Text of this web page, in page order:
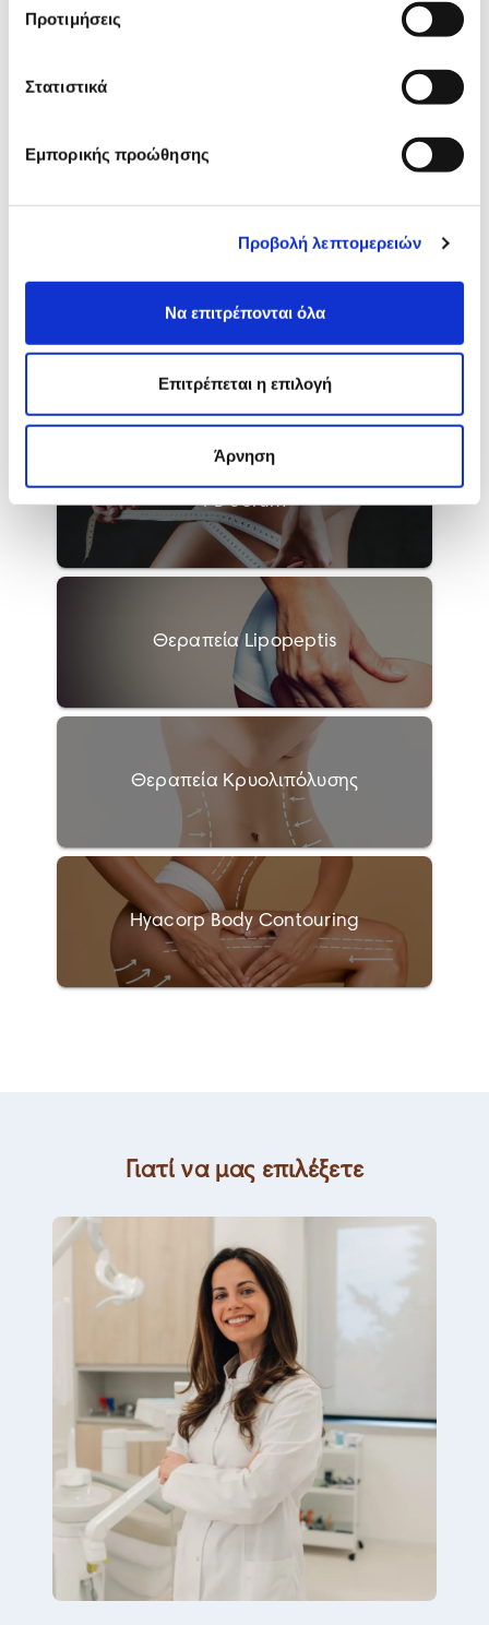
Προτιμήσεις
Στατιστικά
Εμπορικής προώθησης
Προβολή λεπτομερειών
Να επιτρέπονται όλα
Επιτρέπεται η επιλογή
Άρνηση
PB Serum
Θεραπεία Lipopeptis
Θεραπεία Κρυολιπόλυσης
Hyacorp Body Contouring
Γιατί να μας επιλέξετε